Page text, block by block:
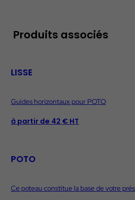
Produits associés
LISSE
Guides horizontaux pour POTO
à partir de 42 € HT
POTO
Ce poteau constitue la base de votre